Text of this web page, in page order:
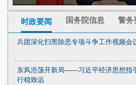
时政要闻 国务院信息 警务
兵团深化扫黑除恶专项斗争工作视频会
东风浩荡开新局——习近平经济思想指
行稳致远